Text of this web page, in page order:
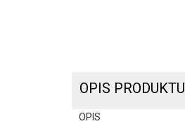
OPIS PRODUKTU
OPIS